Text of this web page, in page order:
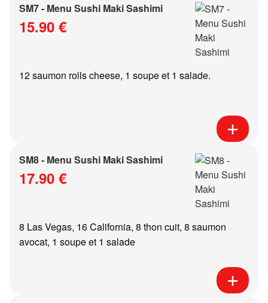
SM7 - Menu Sushi Maki Sashimi
15.90 €
12 saumon rolls cheese, 1 soupe et 1 salade.
SM8 - Menu Sushi Maki Sashimi
17.90 €
8 Las Vegas, 16 California, 8 thon cuit, 8 saumon
avocat, 1 soupe et 1 salade